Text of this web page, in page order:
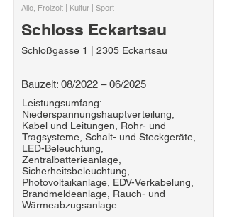
Alle, Freizeit | Kultur | Sport
Schloss Eckartsau
Schloßgasse 1 | 2305 Eckartsau
Bauzeit: 08/2022 – 06/2025
Leistungsumfang:
Niederspannungshauptverteilung,
Kabel und Leitungen, Rohr- und
Tragsysteme, Schalt- und Steckgeräte,
LED-Beleuchtung,
Zentralbatterieanlage,
Sicherheitsbeleuchtung,
Photovoltaikanlage, EDV-Verkabelung,
Brandmeldeanlage, Rauch- und
Wärmeabzugsanlage